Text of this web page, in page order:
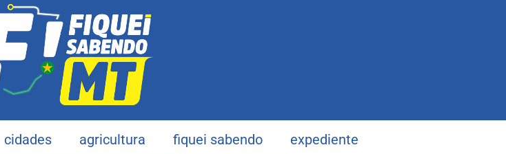
cidades agricultura fiquei sabendo expediente